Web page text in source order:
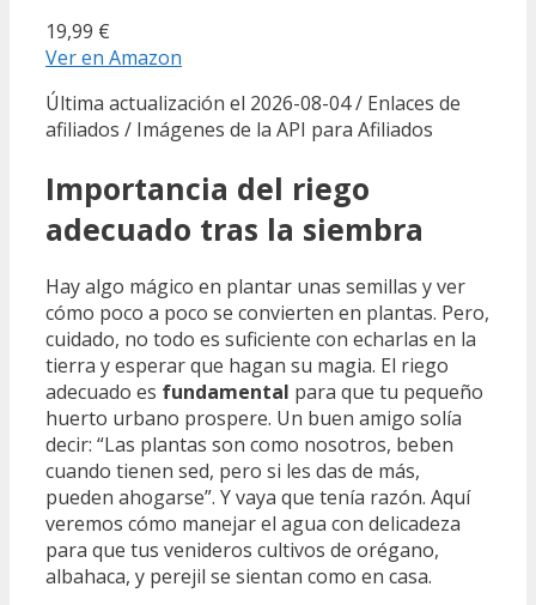
19,99 €
Ver en Amazon
Última actualización el 2026-08-04 / Enlaces de
afiliados / Imágenes de la API para Afiliados
Importancia del riego
adecuado tras la siembra
Hay algo mágico en plantar unas semillas y ver
cómo poco a poco se convierten en plantas. Pero,
cuidado, no todo es suficiente con echarlas en la
tierra y esperar que hagan su magia. El riego
adecuado es fundamental para que tu pequeño
huerto urbano prospere. Un buen amigo solía
decir: “Las plantas son como nosotros, beben
cuando tienen sed, pero si les das de más,
pueden ahogarse”. Y vaya que tenía razón. Aquí
veremos cómo manejar el agua con delicadeza
para que tus venideros cultivos de orégano,
albahaca, y perejil se sientan como en casa.